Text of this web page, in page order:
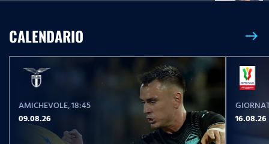
23.05.26
Serie A Enilive | Lazio-Pisa, le parole post partita
23.05.26
Serie A Enilive | Lazio-Pisa, la conferenza stampa
post partita
CALENDARIO east
AMICHEVOLE, 18:45
09.08.26
16.08.26